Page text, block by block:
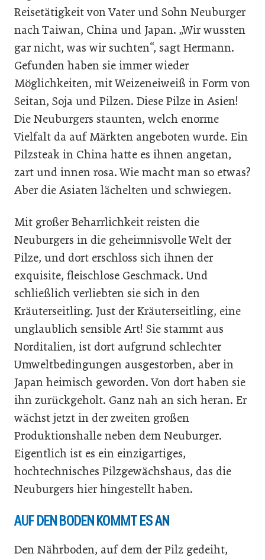
Reisetätigkeit von Vater und Sohn Neuburger
nach Taiwan, China und Japan. „Wir wussten
gar nicht, was wir suchten“, sagt Hermann.
Gefunden haben sie immer wieder
Möglichkeiten, mit Weizeneiweiß in Form von
Seitan, Soja und Pilzen. Diese Pilze in Asien!
Die Neuburgers staunten, welch enorme
Vielfalt da auf Märkten angeboten wurde. Ein
Pilzsteak in China hatte es ihnen angetan,
zart und innen rosa. Wie macht man so etwas?
Aber die Asiaten lächelten und schwiegen.
Mit großer Beharrlichkeit reisten die
Neuburgers in die geheimnisvolle Welt der
Pilze, und dort erschloss sich ihnen der
exquisite, fleischlose Geschmack. Und
schließlich verliebten sie sich in den
Kräuterseitling. Just der Kräuterseitling, eine
unglaublich sensible Art! Sie stammt aus
Norditalien, ist dort aufgrund schlechter
Umweltbedingungen ausgestorben, aber in
Japan heimisch geworden. Von dort haben sie
ihn zurückgeholt. Ganz nah an sich heran. Er
wächst jetzt in der zweiten großen
Produktionshalle neben dem Neuburger.
Eigentlich ist es ein einzigartiges,
hochtechnisches Pilzgewächshaus, das die
Neuburgers hier hingestellt haben.
AUF DEN BODEN KOMMT ES AN
Den Nährboden, auf dem der Pilz gedeiht,